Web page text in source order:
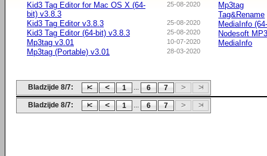
25-08-2020
Kid3 Tag Editor for Mac OS X (64-
bit) v3.8.3
25-08-2020
Kid3 Tag Editor v3.8.3
25-08-2020
Kid3 Tag Editor (64-bit) v3.8.3
10-07-2020
Mp3tag v3.01
28-03-2020
Mp3tag (Portable) v3.01
Mp3tag
Tag&Rename
MediaInfo
Nodesoft
MediaInfo
Bladzijde 8/7: 1 ... 6 7
Bladzijde 8/7: 1 ... 6 7